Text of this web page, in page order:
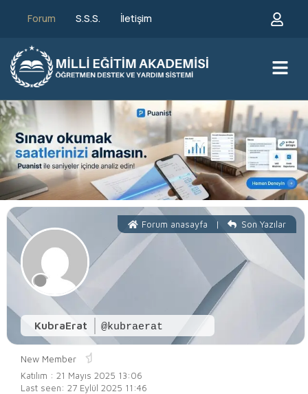
Forum S.S.S. İletişim
KubraErat @kubraerat
Forum anasayfa | Son Yazılar
New Member
Katılım : 21 Mayıs 2025 13:06
Last seen: 27 Eylül 2025 11:46